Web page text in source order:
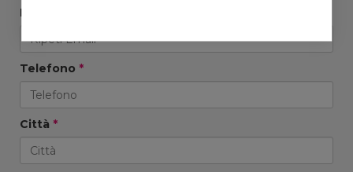
Ripeti Email
Telefono *
Città *